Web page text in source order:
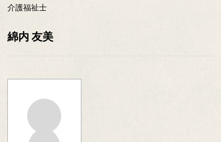
介護福祉士
綿内 友美